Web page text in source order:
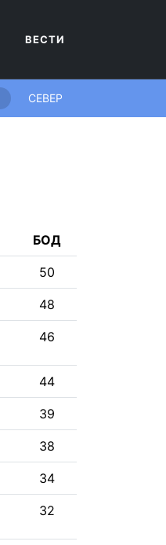
ВЕСТИ
СЕВЕР
БОД
50
48
46
44
39
38
34
32